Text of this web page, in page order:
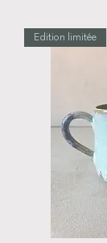
Edition limitée